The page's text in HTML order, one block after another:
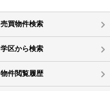
売買物件検索
学区から検索
物件閲覧履歴